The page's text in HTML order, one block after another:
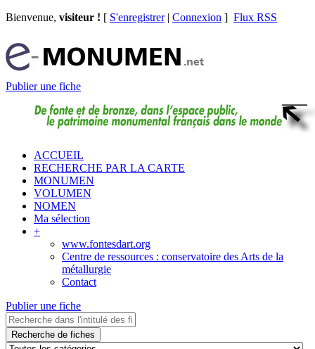
Bienvenue, visiteur ! [ S'enregistrer| Connexion ] Flux RSS
Publier une fiche
ACCUEIL
RECHERCHE PAR LA CARTE
MONUMEN
VOLUMEN
NOMEN
Ma sélection
+
www.fontesdart.org
Centre de ressources : conservatoire des Arts de la
métallurgie
Contact
Publier une fiche
Recherche de fiches